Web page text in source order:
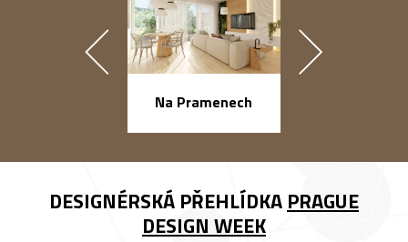
Na Pramenech
DESIGNÉRSKÁ PŘEHLÍDKA PRAGUE
DESIGN WEEK